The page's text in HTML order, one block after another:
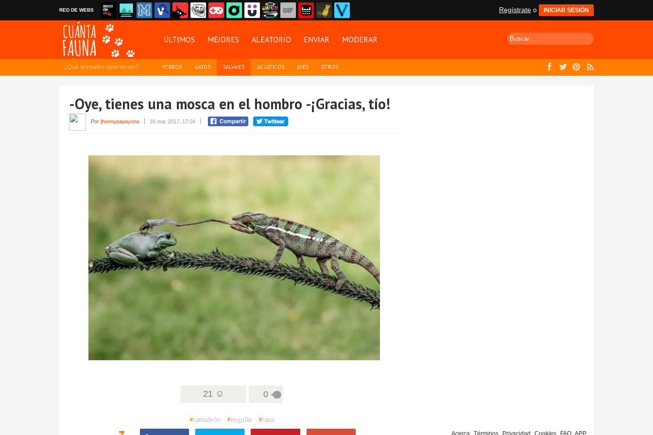
RED DE WEBS Regístrate o INICIAR SESIÓN
ÚLTIMOS MEJORES ALEATORIO ENVIAR MODERAR
¿Qué animales quieres ver? PERROS GATOS SALVAJES ACUÁTICOS AVES OTROS
-Oye, tienes una mosca en el hombro -¡Gracias, tío!
Por jhonnypapayone 16 mar 2017, 17:04
21 ☺ 0
#camaleón #engullir #rana
Acerca Términos Privacidad Cookies FAQ APP